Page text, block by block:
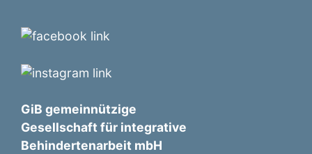
GiB gemeinnützige
Gesellschaft für integrative
Behindertenarbeit mbH